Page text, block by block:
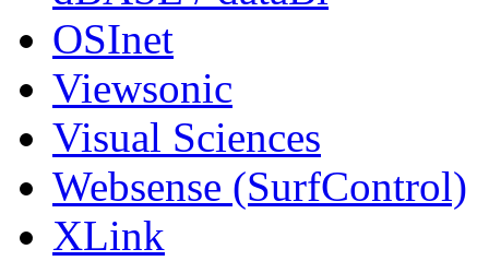
OSInet
Viewsonic
Visual Sciences
Websense (SurfControl)
XLink